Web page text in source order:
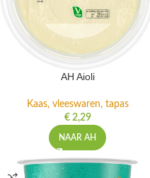
AH Aioli
Kaas, vleeswaren, tapas
€2,29
NAAR AH